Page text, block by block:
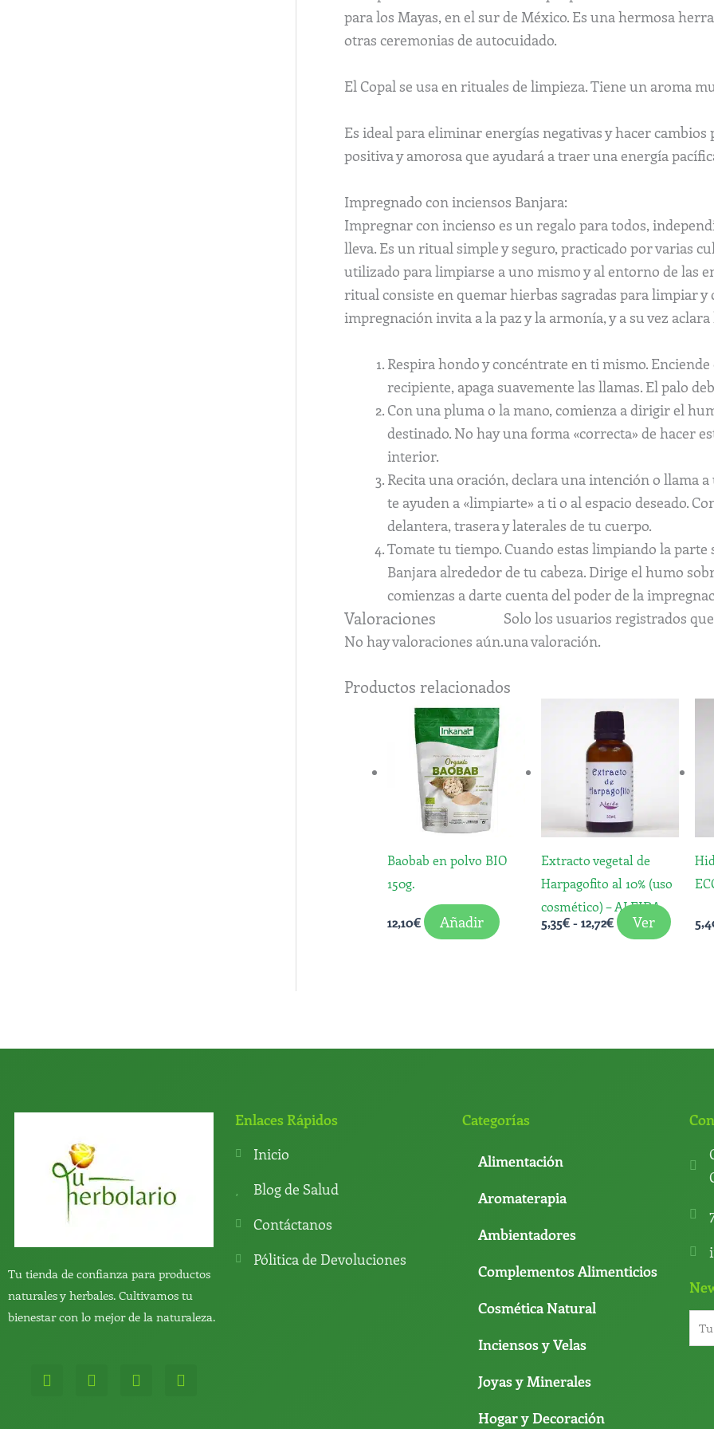
para los Mayas, en el sur de México. Es una hermosa
otras ceremonias de autocuidado.
El Copal se usa en rituales de limpieza. Tiene un aroma
Es ideal para eliminar energías negativas y hacer
positiva y amorosa que ayudará a traer una energía
Impregnado con inciensos Banjara:
Impregnar con incienso es un regalo para todos,
lleva. Es un ritual simple y seguro, practicado por varias
utilizado para limpiarse a uno mismo y al entorno de las
ritual consiste en quemar hierbas sagradas para limpiar y
impregnación invita a la paz y la armonía, y a su vez
Respira hondo y concéntrate en ti mismo.
recipiente, apaga suavemente las llamas. El palo
Con una pluma o la mano, comienza a dirigir el
destinado. No hay una forma «correcta» de hacer
interior.
Recita una oración, declara una intención o llama
te ayuden a «limpiarte» a ti o al espacio deseado.
delantera, trasera y laterales de tu cuerpo.
Tomate tu tiempo. Cuando estas limpiando la
Banjara alrededor de tu cabeza. Dirige el humo
comienzas a darte cuenta del poder de la
Valoraciones
No hay valoraciones aún.
Solo los usuarios registrados
una valoración.
Productos relacionados
Baobab en polvo BIO
150g.
12,10€ Añadir
Extracto vegetal de
Harpagofito al 10% (uso
cosmético) – ALEIDA
5,35€-12,72€
Rango
de
precios:
desde
5,35€
hasta
12,72€
Ver
elegir
Tu tienda de confianza para productos
naturales y herbales. Cultivamos tu
bienestar con lo mejor de la naturaleza.
W
h
T
e
Y
o
T
i
Enlaces Rápidos
Inicio
Blog de Salud
Contáctanos
Pólitica de Devoluciones
Categorías
Alimentación
Aromaterapia
Ambientadores
Complementos Alimenticios
Cosmética Natural
Inciensos y Velas
Joyas y Minerales
Hogar y Decoración